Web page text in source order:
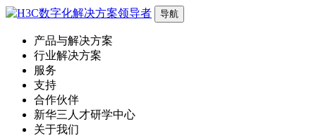
导航
产品与解决方案
行业解决方案
服务
支持
合作伙伴
新华三人才研学中心
关于我们